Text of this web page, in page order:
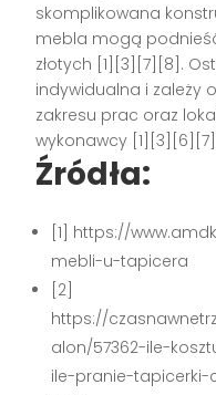
skomplikowana
mebla mogą
złotych [1][3][7][8].
indywidualna i zależy
zakresu prac oraz
wykonawcy
Źródła:
[1] https://
mebli-u-tapicera
[2]
https://
alon/57362-ile-
ile-pranie-